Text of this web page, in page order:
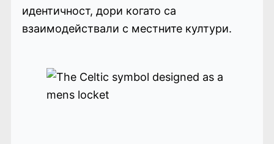
идентичност, дори когато са
взаимодействали с местните култури.